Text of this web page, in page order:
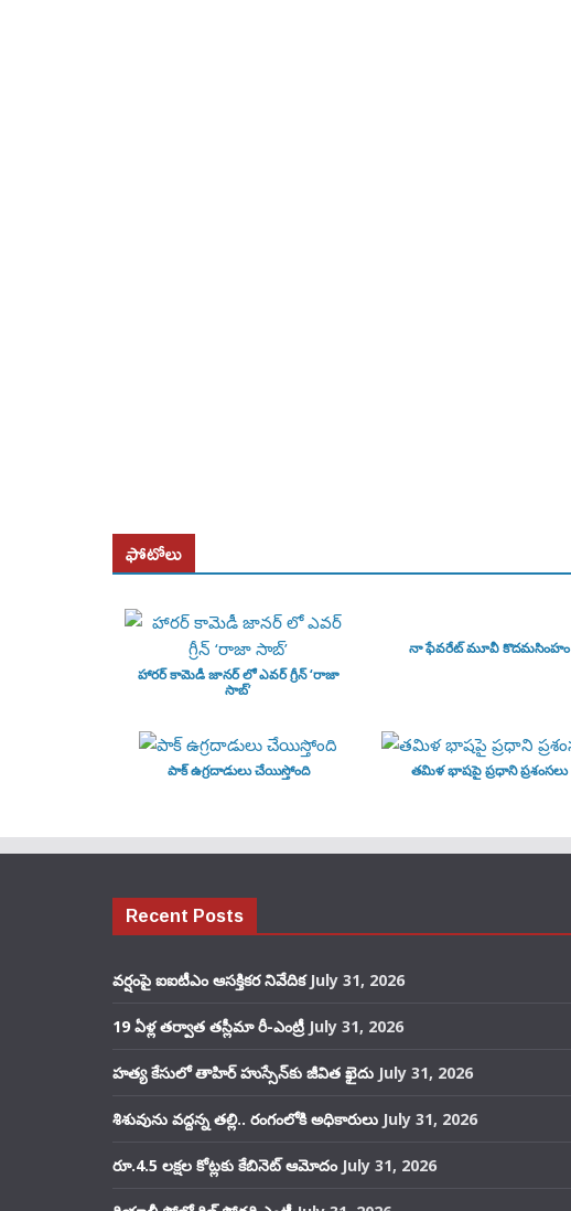
ఫోటోలు
హారర్ కామెడీ జానర్ లో ఎవర్ గ్రీన్ ‘రాజా
సాబ్’
నా ఫేవరేట్ మూవీ కొదమసింహం
పాక్ ఉగ్రదాడులు చేయిస్తోంది
తమిళ భాషపై ప్రధాని ప్రశంసలు
Recent Posts
వర్షంపై ఐఐటీఎం ఆసక్తికర నివేదిక July 31, 2026
19 ఏళ్ల తర్వాత తస్లీమా రీ-ఎంట్రీ July 31, 2026
హత్య కేసులో తాహిర్ హుస్సేన్‌కు జీవిత ఖైదు July 31, 2026
శిశువును వద్దన్న తల్లి.. రంగంలోకి అధికారులు July 31, 2026
రూ.4.5 లక్షల కోట్లకు కేబినెట్ ఆమోదం July 31, 2026